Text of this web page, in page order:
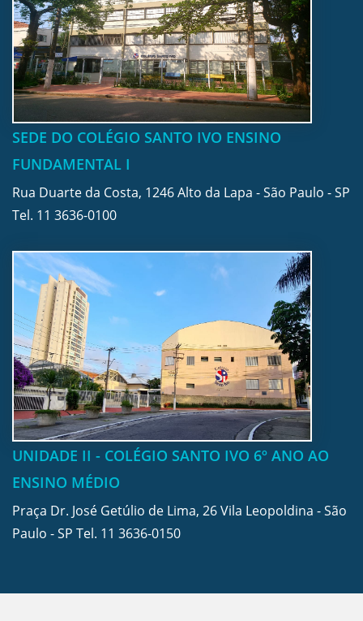
SEDE DO COLÉGIO SANTO IVO ENSINO
FUNDAMENTAL I
Rua Duarte da Costa, 1246 Alto da Lapa - São Paulo - SP
Tel. 11 3636-0100
UNIDADE II - COLÉGIO SANTO IVO 6º ANO AO
ENSINO MÉDIO
Praça Dr. José Getúlio de Lima, 26 Vila Leopoldina - São
Paulo - SP Tel. 11 3636-0150